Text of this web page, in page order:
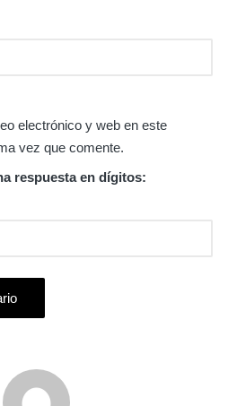
electrónico y web en este
vez que comente.
respuesta en dígitos: